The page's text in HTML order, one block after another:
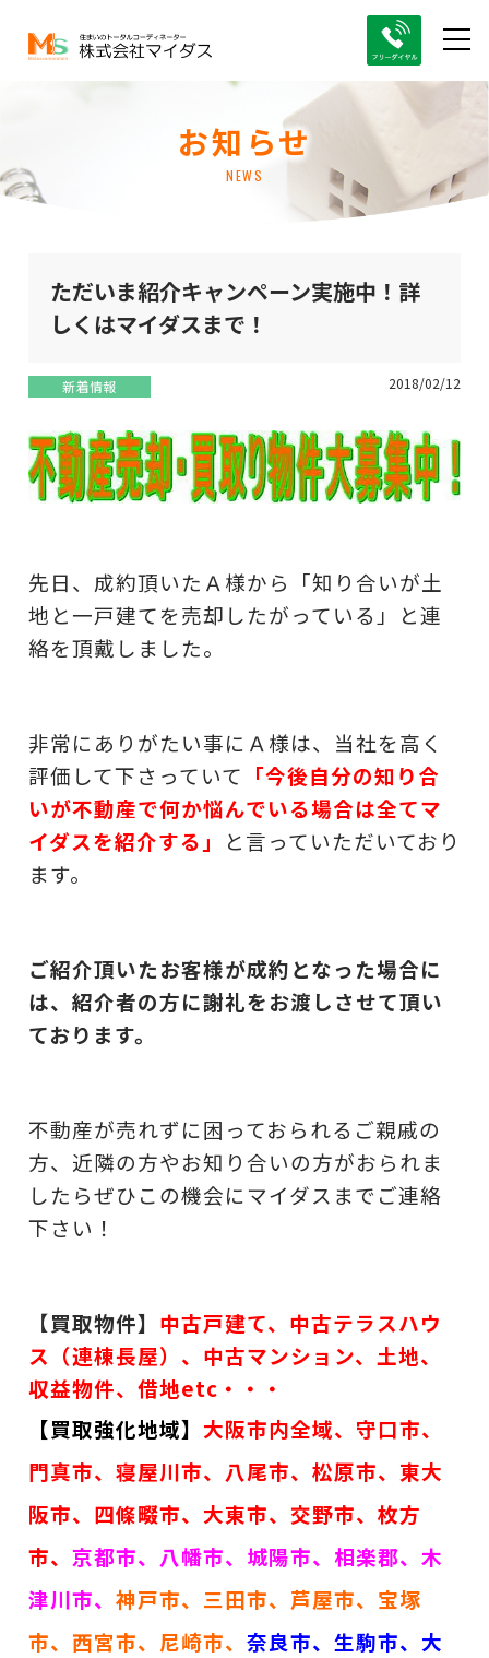
お知らせ
NEWS
ただいま紹介キャンペーン実施中！詳
しくはマイダスまで！
新着情報 2018/02/12
先日、成約頂いたＡ様から「知り合いが土
地と一戸建てを売却したがっている」と連
絡を頂戴しました。
非常にありがたい事にＡ様は、当社を高く
評価して下さっていて 「今後自分の知り合
いが不動産で何か悩んでいる場合は全てマ
イダスを紹介する」
と言っていただいており
ます。
ご紹介頂いたお客様が成約となった場合に
は、紹介者の方に謝礼をお渡しさせて頂い
ております。
不動産が売れずに困っておられるご親戚の
方、近隣の方やお知り合いの方がおられま
したらぜひこの機会にマイダスまでご連絡
下さい！
【買取物件】 中古戸建て、中古テラスハウ
ス（連棟長屋）、中古マンション、土地、
収益物件、借地etc・・・
【買取強化地域】 大阪市内全域、守口市、
門真市、寝屋川市、 八尾市、松原市、東大
阪市、四條畷市、大東市、交野市、枚方
市、 京都市、八幡市、城陽市、相楽郡、木
津川市、 神戸市、三田市、芦屋市、宝塚
市、西宮市、尼崎市、 奈良市、生駒市、大